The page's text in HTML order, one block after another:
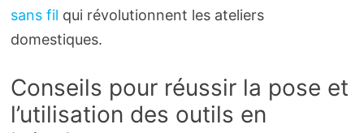
sans fil qui révolutionnent les ateliers
domestiques.
Conseils pour réussir la pose et
l’utilisation des outils en